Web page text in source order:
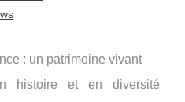
: un patrimoine vivant
histoire et en diversité